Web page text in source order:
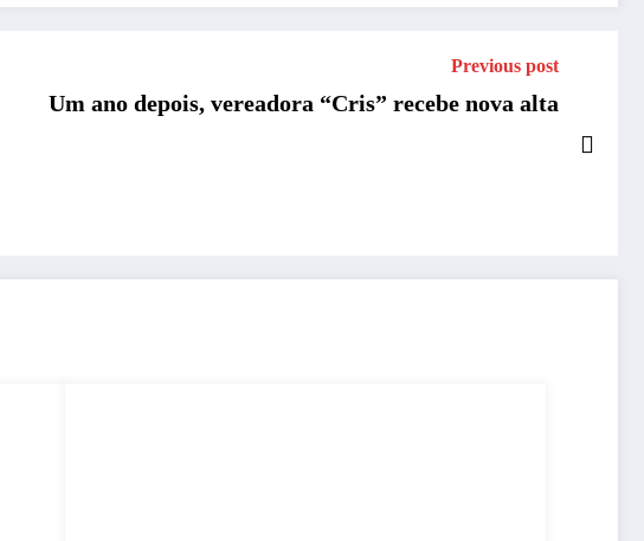
Previous post
Um ano depois, vereadora “Cris” recebe nova alta